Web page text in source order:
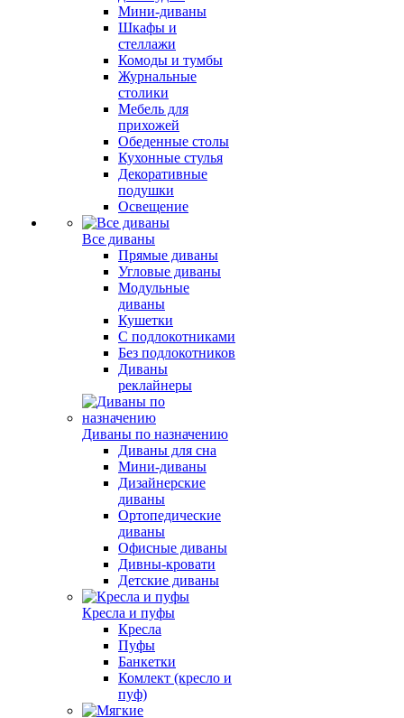
Мини-диваны
Шкафы и
стеллажи
Комоды и тумбы
Журнальные
столики
Мебель для
прихожей
Обеденные столы
Кухонные стулья
Декоративные
подушки
Освещение
Все диваны
Прямые диваны
Угловые диваны
Модульные
диваны
Кушетки
С подлокотниками
Без подлокотников
Диваны
реклайнеры
Диваны по назначению
Диваны для сна
Мини-диваны
Дизайнерские
диваны
Ортопедические
диваны
Офисные диваны
Дивны-кровати
Детские диваны
Кресла и пуфы
Кресла
Пуфы
Банкетки
Комлект (кресло и
пуф)